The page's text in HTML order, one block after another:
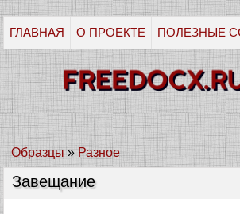
ГЛАВНАЯ О ПРОЕКТЕ ПОЛЕЗНЫЕ
Образцы»Разное
Завещание